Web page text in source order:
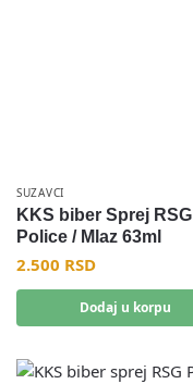
SUZAVCI
KKS biber Sprej RSG
Police / Mlaz 63ml
2.500 RSD
Dodaj u korpu